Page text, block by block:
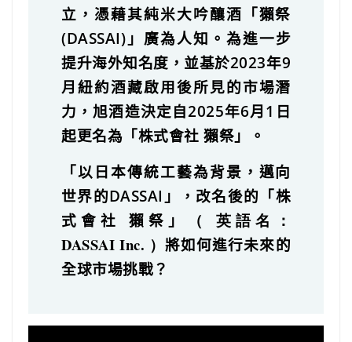
立，憑藉其純米大吟釀酒「獺祭
(DASSAI)」廣為人知。為進一步
提升海外知名度，並基於2023年9
月紐約酒藏啟用後所見的市場潛
力，旭酒造決定自2025年6月1日
起更名為「株式會社 獺祭」。
「以日本傳統工藝為背景，邁向
世界的DASSAI」，改名後的「株
式會社 獺祭」
（ 英語名：
DASSAI Inc. ）將如何進行未來的
全球市場挑戰？